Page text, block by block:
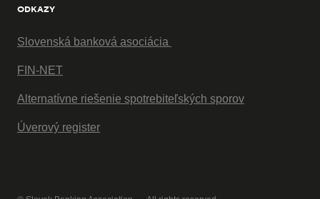
ODKAZY
Slovenská banková asociácia
FIN-NET
Alternatívne riešenie spotrebiteľských sporov
Úverový register